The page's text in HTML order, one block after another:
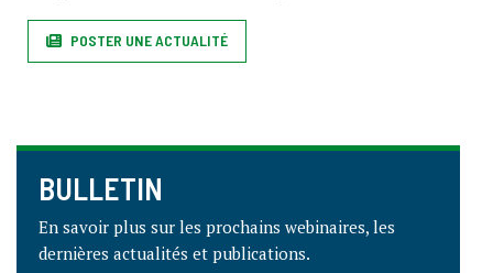
POSTER UNE ACTUALITÉ
BULLETIN
En savoir plus sur les prochains webinaires, les
dernières actualités et publications.